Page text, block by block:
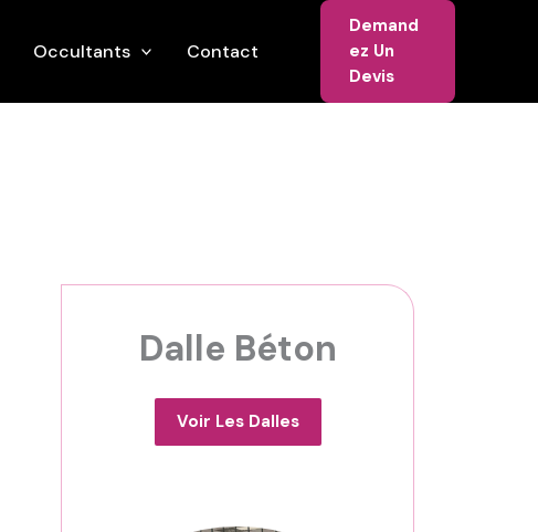
Occultants Contact
Demand
Ez Un
Devis
Dalle Béton
Voir Les Dalles